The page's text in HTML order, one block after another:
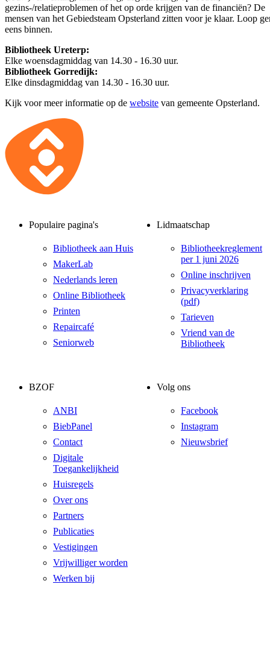
gezins-/relatieproblemen of het op orde krijgen van de financiën? De
mensen van het Gebiedsteam Opsterland zitten voor je klaar. Loop
eens binnen.
Bibliotheek Ureterp:
Elke woensdagmiddag van 14.30 - 16.30 uur.
Bibliotheek Gorredijk:
Elke dinsdagmiddag van 14.30 - 16.30 uur.
Kijk voor meer informatie op de website van gemeente Opsterland.
Populaire pagina's
Bibliotheek aan Huis
MakerLab
Nederlands leren
Online Bibliotheek
Printen
Repaircafé
Seniorweb
Lidmaatschap
Bibliotheekreglement
per 1 juni 2026
Online inschrijven
Privacyverklaring
(pdf)
Tarieven
Vriend van de
Bibliotheek
BZOF
ANBI
BiebPanel
Contact
Digitale
Toegankelijkheid
Huisregels
Over ons
Partners
Publicaties
Vestigingen
Vrijwilliger worden
Werken bij
Volg ons
Facebook
Instagram
Nieuwsbrief